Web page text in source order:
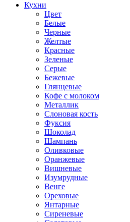
Кухни
Цвет
Белые
Черные
Желтые
Красные
Зеленые
Серые
Бежевые
Глянцевые
Кофе с молоком
Металлик
Слоновая кость
Фуксия
Шоколад
Шампань
Оливковые
Оранжевые
Вишневые
Изумрудные
Венге
Ореховые
Янтарные
Сиреневые